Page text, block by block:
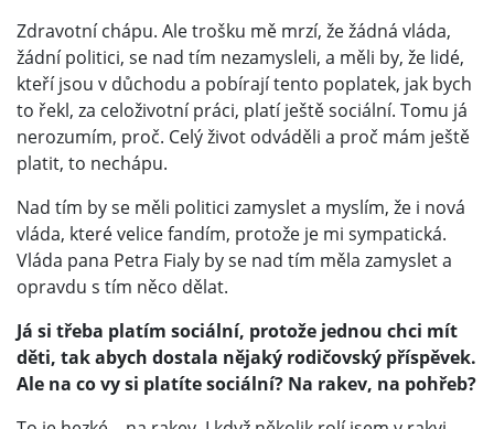
Zdravotní chápu. Ale trošku mě mrzí, že žádná vláda,
žádní politici, se nad tím nezamysleli, a měli by, že lidé,
kteří jsou v důchodu a pobírají tento poplatek, jak bych
to řekl, za celoživotní práci, platí ještě sociální. Tomu já
nerozumím, proč. Celý život odváděli a proč mám ještě
platit, to nechápu.
Nad tím by se měli politici zamyslet a myslím, že i nová
vláda, které velice fandím, protože je mi sympatická.
Vláda pana Petra Fialy by se nad tím měla zamyslet a
opravdu s tím něco dělat.
Já si třeba platím sociální, protože jednou chci mít
děti, tak abych dostala nějaký rodičovský příspěvek.
Ale na co vy si platíte sociální? Na rakev, na pohřeb?